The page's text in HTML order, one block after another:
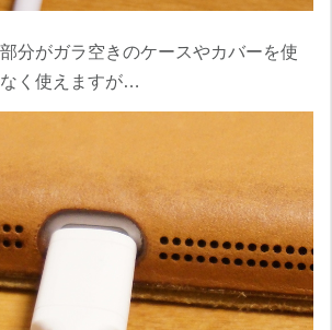
分がガラ空きのケースやカバーを使
く使えますが…